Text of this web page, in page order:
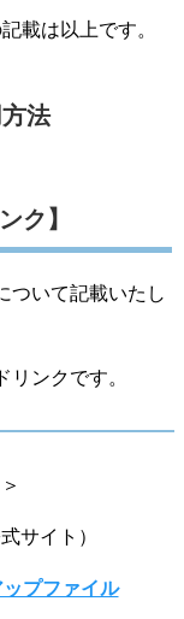
載は以上です。
法
ク】
ついて記載いたし
ンクです。
サイト）
プファイル